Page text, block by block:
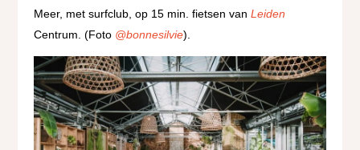
Meer, met surfclub, op 15 min. fietsen vanLeiden
Centrum. (Foto @bonnesilvie).